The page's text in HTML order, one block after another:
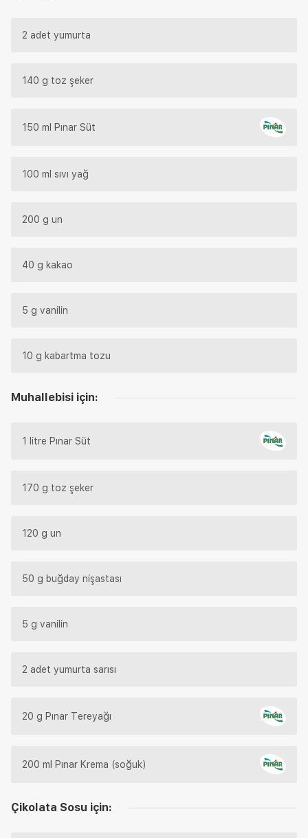
2 adet yumurta
140 g toz şeker
150 ml Pınar Süt
100 ml sıvı yağ
200 g un
40 g kakao
5 g vanilin
10 g kabartma tozu
Muhallebisi için:
1 litre Pınar Süt
170 g toz şeker
120 g un
50 g buğday nişastası
5 g vanilin
2 adet yumurta sarısı
20 g Pınar Tereyağı
200 ml Pınar Krema (soğuk)
Çikolata Sosu için: